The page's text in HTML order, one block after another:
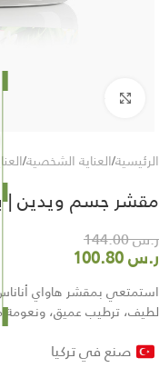
الرئيسية/العناية الشخصية/
مقشر جسم ويدين |
ر.س144.00
ر.س
استمتعي بمقشر هاواي
لطيف، ترطيب عميق،
صنع في تركيا